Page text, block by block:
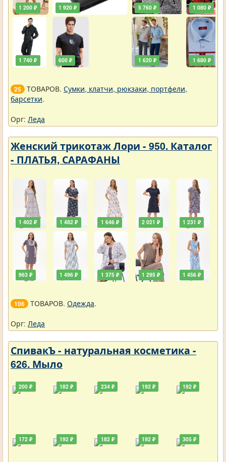
1 200 ₽
1 740 ₽
1 920 ₽
600 ₽
5 760 ₽
1 620 ₽
1 080 ₽
1 680 ₽
25 ТОВАРОВ. Сумки, клатчи, рюкзаки, портфели,
барсетки.
Орг: Леда
Женский трикотаж Лори - 950. Каталог
- ПЛАТЬЯ, САРАФАНЫ
1 402 ₽
963 ₽
1 482 ₽
1 496 ₽
1 646 ₽
1 375 ₽
2 021 ₽
1 295 ₽
1 231 ₽
1 456 ₽
106 ТОВАРОВ. Одежда.
Орг: Леда
СпивакЪ - натуральная косметика -
626. Мыло
200 ₽
172 ₽
182 ₽
192 ₽
234 ₽
182 ₽
192 ₽
192 ₽
192 ₽
305 ₽